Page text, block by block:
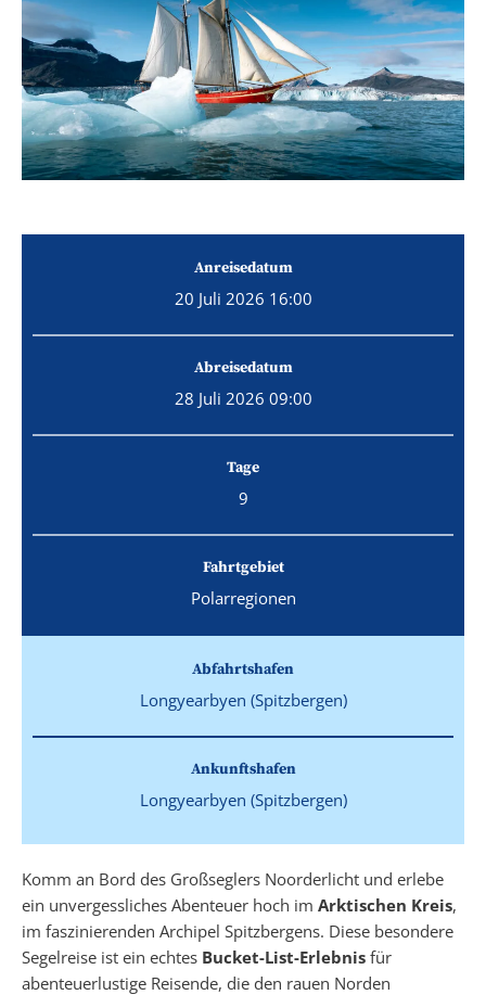
Anreisedatum
20 Juli 2026 16:00
Abreisedatum
28 Juli 2026 09:00
Tage
9
Fahrtgebiet
Polarregionen
Abfahrtshafen
Longyearbyen (Spitzbergen)
Ankunftshafen
Longyearbyen (Spitzbergen)
Komm an Bord des Großseglers Noorderlicht und erlebe
ein unvergessliches Abenteuer hoch im Arktischen Kreis,
im faszinierenden Archipel Spitzbergens. Diese besondere
Segelreise ist ein echtes Bucket-List-Erlebnis für
abenteuerlustige Reisende, die den rauen Norden